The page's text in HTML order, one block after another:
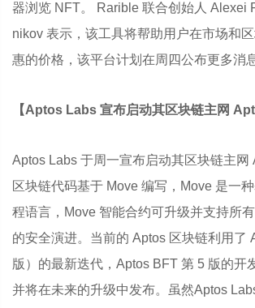
器浏览 NFT。 Rarible 联合创始人 Alexei
nikov 表示，该工具将帮助用户在市场和
惠的价格，该平台计划在周四公布更多消息
【Aptos Labs 宣布启动其区块链主网
Aptos Labs 于周一宣布启动其区块链主网
区块链代码基于 Move 编写，Move 是一
程语言，Move 智能合约可升级并支持所
的安全演进。当前的 Aptos 区块链利用了
版）的最新迭代，Aptos BFT 第 5 版的开
并将在未来的升级中发布。虽然Aptos